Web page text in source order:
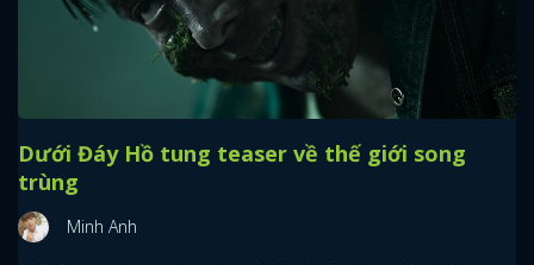
Dưới Đáy Hồ tung teaser về thế giới song
trùng
Minh Anh